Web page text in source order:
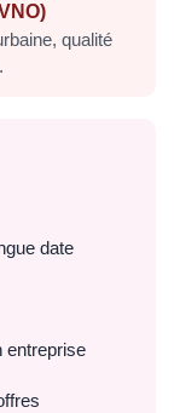
qualité
date
entreprise